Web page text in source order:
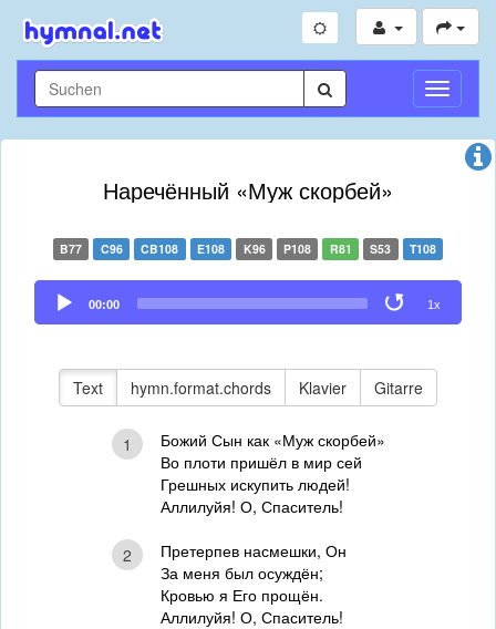
Наречённый «Муж скорбей»
B77 C96 CB108 E108 K96 P108 R81 S53 T108
Audio
Player
00:00 1x
Text hymn.format.chords Klavier Gitarre
1
Божий Сын как «Муж скорбей»
Во плоти пришёл в мир сей
Грешных искупить людей!
Аллилуйя! О, Спаситель!
2
Претерпев насмешки, Он
За меня был осуждён;
Кровью я Его прощён.
Аллилуйя! О, Спаситель!